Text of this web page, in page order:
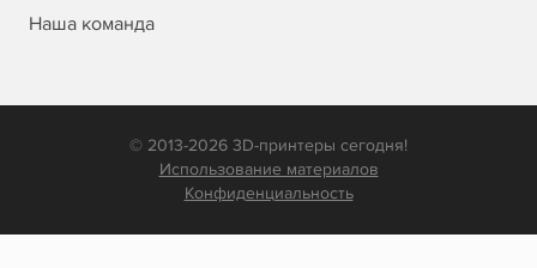
Наша команда
© 2013-2026 3D-принтеры сегодня!
Использование материалов
Конфиденциальность